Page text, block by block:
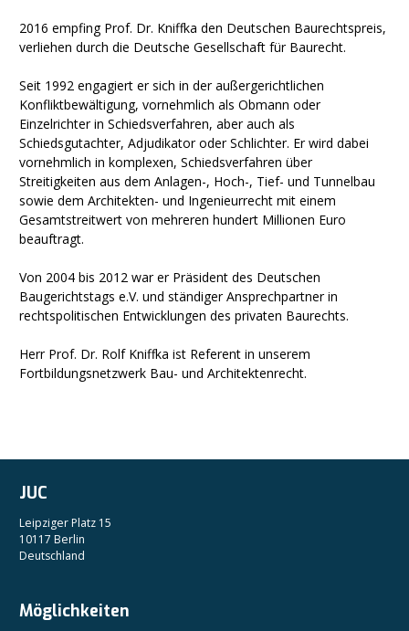
2016 empfing Prof. Dr. Kniffka den Deutschen Baurechtspreis,
verliehen durch die Deutsche Gesellschaft für Baurecht.
Seit 1992 engagiert er sich in der außergerichtlichen
Konfliktbewältigung, vornehmlich als Obmann oder
Einzelrichter in Schiedsverfahren, aber auch als
Schiedsgutachter, Adjudikator oder Schlichter. Er wird dabei
vornehmlich in komplexen, Schiedsverfahren über
Streitigkeiten aus dem Anlagen-, Hoch-, Tief- und Tunnelbau
sowie dem Architekten- und Ingenieurrecht mit einem
Gesamtstreitwert von mehreren hundert Millionen Euro
beauftragt.
Von 2004 bis 2012 war er Präsident des Deutschen
Baugerichtstags e.V. und ständiger Ansprechpartner in
rechtspolitischen Entwicklungen des privaten Baurechts.
Herr Prof. Dr. Rolf Kniffka ist Referent in unserem
Fortbildungsnetzwerk Bau- und Architektenrecht.
JUC
Leipziger Platz 15
10117 Berlin
Deutschland
Möglichkeiten